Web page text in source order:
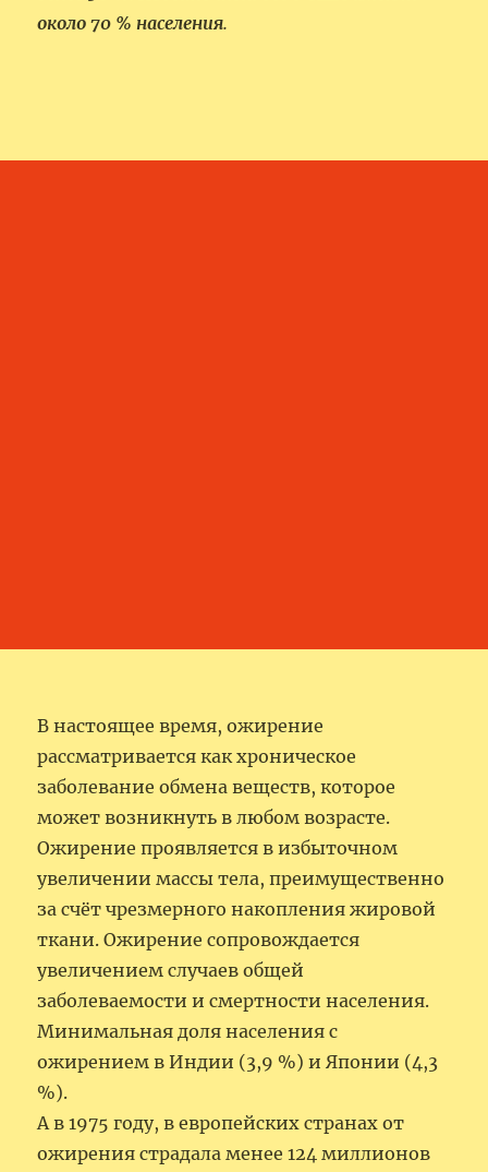
около 70 % населения.
В настоящее время, ожирение
рассматривается как хроническое
заболевание обмена веществ, которое
может возникнуть в любом возрасте.
Ожирение проявляется в избыточном
увеличении массы тела, преимущественно
за счёт чрезмерного накопления жировой
ткани. Ожирение сопровождается
увеличением случаев общей
заболеваемости и смертности населения.
Минимальная доля населения с
ожирением в Индии (3,9 %) и Японии (4,3
%).
А в 1975 году, в европейских странах от
ожирения страдала менее 124 миллионов